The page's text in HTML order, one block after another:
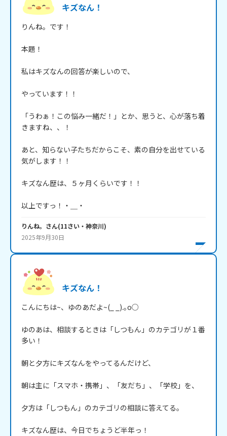
キズなん！
りんね。です！
本題！
私はキズなんの回答が楽しいので、
やっています！！
「うわぁ！この悩み一緒だ！」とか、思うと、心が落ち着
きますね、、！
あと、知らない子たちだからこそ、素の自分を出せている
気がします！！
キズなん歴は、５ヶ月くらいです！！
以上ですっ！・＿・
りんね。 さん(11さい・ 神奈川)
2025年9月30日
キズなん！
こんにちは~、ゆのあだよ~(_ _).｡o○
ゆのあは、相談するときは「しつもん」のカテゴリが１番
多い！
朝と夕方にキズなんをやってるんだけど、
朝は主に「スマホ・携帯」、「友だち」、「学校」を、
夕方は「しつもん」のカテゴリの相談に答えてる。
キズなん歴は、今日でちょうど半年っ！